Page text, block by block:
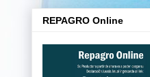
REPAGRO Online